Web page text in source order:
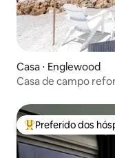
Casa ⋅ Englewood
Casa de campo
Entre os melhores
Preferido dos